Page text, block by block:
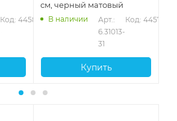
Код: 44580
см, черный матовый
В наличии
Арт.:
6.31013-
31
Код: 44577
Купить